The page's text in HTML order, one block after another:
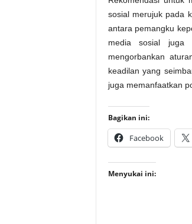
sosial merujuk pada
antara pemangku
media sosial juga
mengorbankan
keadilan yang
juga memanfaatkan
Bagikan ini:
Facebook
Menyukai ini: